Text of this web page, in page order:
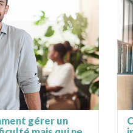
gérer un